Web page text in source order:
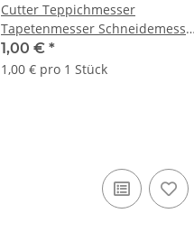
Cutter Teppichmesser
Tapetenmesser Schneidemesser
18mm
1,00 € *
1,00 € pro 1 Stück